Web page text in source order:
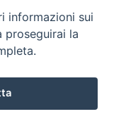
informazioni sui
proseguirai la